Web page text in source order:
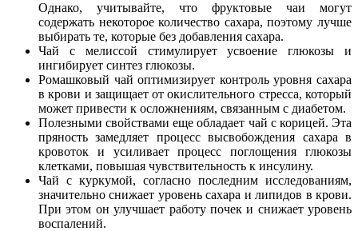
Однако, учитывайте, что фруктовые чаи могут
содержать некоторое количество сахара, поэтому лучше
выбирать те, которые без добавления сахара.
Чай с мелиссой стимулирует усвоение глюкозы и
ингибирует синтез глюкозы.
Ромашковый чай оптимизирует контроль уровня сахара
в крови и защищает от окислительного стресса, который
может привести к осложнениям, связанным с диабетом.
Полезными свойствами еще обладает чай с корицей. Эта
пряность замедляет процесс высвобождения сахара в
кровоток и усиливает процесс поглощения глюкозы
клетками, повышая чувствительность к инсулину.
Чай с куркумой, согласно последним исследованиям,
значительно снижает уровень сахара и липидов в крови.
При этом он улучшает работу почек и снижает уровень
воспалений.